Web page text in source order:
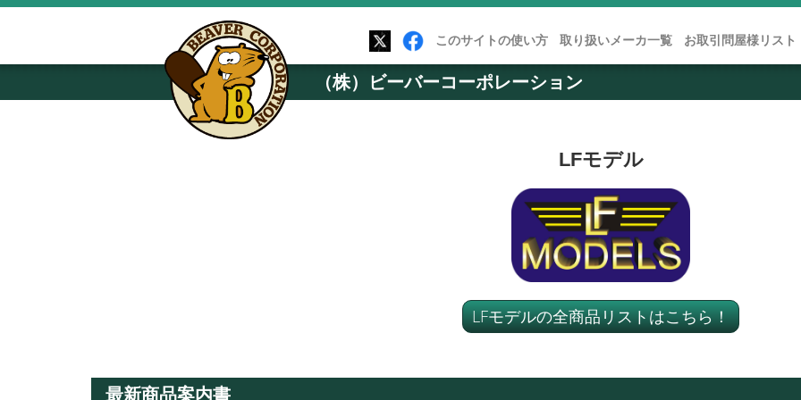
（株）ビーバーコーポレーション
このサイトの使い方 取り扱いメーカ一覧 お取引問屋様リスト
LFモデル
LFモデルの全商品リストはこちら！
最新商品案内書